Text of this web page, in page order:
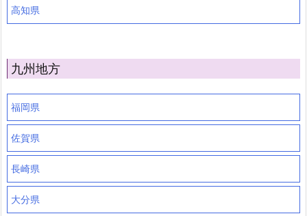
高知県
九州地方
福岡県
佐賀県
長崎県
大分県